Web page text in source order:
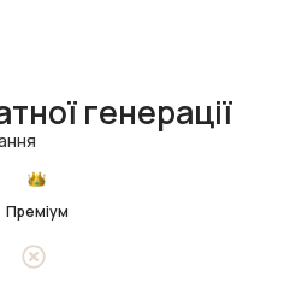
генерації
Преміум